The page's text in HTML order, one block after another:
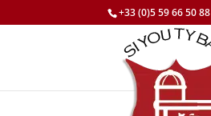
+33 (0)5 59 66 50 88